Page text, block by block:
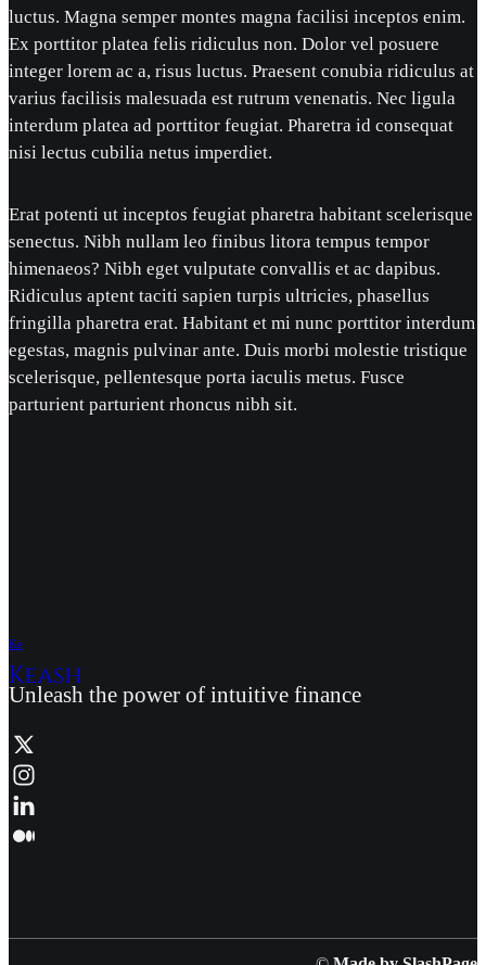
luctus. Magna semper montes magna facilisi inceptos enim.
Ex porttitor platea felis ridiculus non. Dolor vel posuere
integer lorem ac a, risus luctus. Praesent conubia ridiculus at
varius facilisis malesuada est rutrum venenatis. Nec ligula
interdum platea ad porttitor feugiat. Pharetra id consequat
nisi lectus cubilia netus imperdiet.
Erat potenti ut inceptos feugiat pharetra habitant scelerisque
senectus. Nibh nullam leo finibus litora tempus tempor
himenaeos? Nibh eget vulputate convallis et ac dapibus.
Ridiculus aptent taciti sapien turpis ultricies, phasellus
fringilla pharetra erat. Habitant et mi nunc porttitor interdum
egestas, magnis pulvinar ante. Duis morbi molestie tristique
scelerisque, pellentesque porta iaculis metus. Fusce
parturient parturient rhoncus nibh sit.
Ke
Unleash the power of intuitive finance